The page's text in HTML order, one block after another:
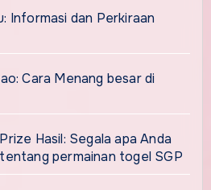
Informasi dan Perkiraan
Cara Menang besar di
Hasil: Segala apa Anda
permainan togel SGP